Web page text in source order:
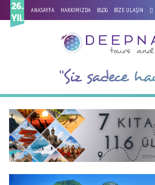
ANASAYFA HAKKIMIZDA BLOG BİZE ULAŞIN